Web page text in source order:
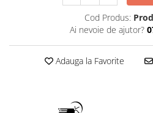
Cod Produs:
Ai nevoie de ajutor?
Adauga la Favorite